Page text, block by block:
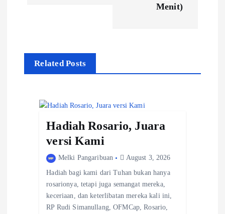
Menit)
Related Posts
Hadiah Rosario, Juara
versi Kami
Melki Pangaribuan August 3, 2026
Hadiah bagi kami dari Tuhan bukan hanya
rosarionya, tetapi juga semangat mereka,
keceriaan, dan keterlibatan mereka kali ini,
RP Rudi Simanullang, OFMCap, Rosario,